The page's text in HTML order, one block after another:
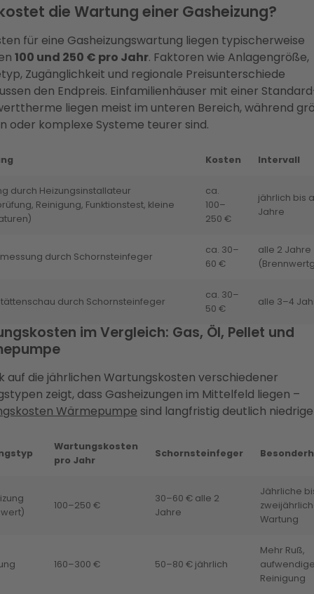
die Wartung einer Gasheizung?
für eine Gasheizungswartung liegen typischerweise
100 und 250 € pro Jahr. Faktoren wie Anlagengröße,
Zugänglichkeit und regionale Preisunterschiede
den Endpreis. Einfamilienhäuser mit einer
liegen meist im unteren Bereich, während
oder komplexe Systeme teurer sind.
Kosten Intervall
durch Heizungsinstallateur
Reinigung, Funktionstest, kleine
ca.
100–
250 €
jährlich bis
Jahre
durch Schornsteinfeger
ca. 30–
60 €
alle 2 Jahre
durch Schornsteinfeger
ca. 30–
50 €
alle 3–4
im Vergleich: Gas, Öl, Pellet und
auf die jährlichen Wartungskosten verschiedener
zeigt, dass Gasheizungen im Mittelfeld liegen –
Wärmepumpe sind langfristig deutlich
Wartungskosten
pro Jahr
Schornsteinfeger
100–250 €
30–60 € alle 2
Jahre
Jährliche
Wartung
160–300 € 50–80 € jährlich
Mehr Ruß,
Reinigung